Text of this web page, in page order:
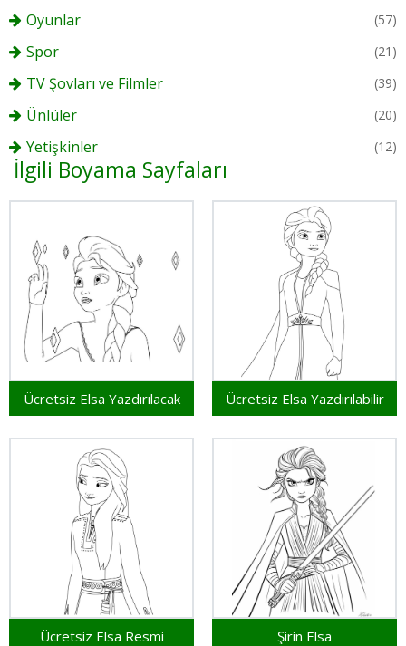
Oyunlar (57)
Spor (21)
TV Şovları ve Filmler (39)
Ünlüler (20)
Yetişkinler (12)
İlgili Boyama Sayfaları
Ücretsiz Elsa Yazdırılacak Ücretsiz Elsa Yazdırılabilir
Ücretsiz Elsa Resmi Şirin Elsa